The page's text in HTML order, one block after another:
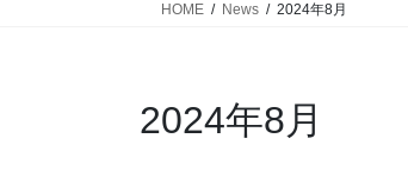
HOME News 2024年8月
2024年8月